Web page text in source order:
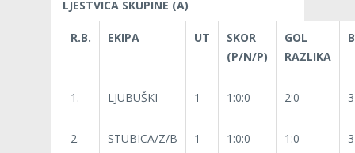
LJESTVICA SKUPINE (A)
R.B. EKIPA UT
SKOR
(P/N/P)
GOL
RAZLIKA
1. LJUBUŠKI 1 1:0:0 2:0 3
2. STUBICA/Z/B 1 1:0:0 1:0 3